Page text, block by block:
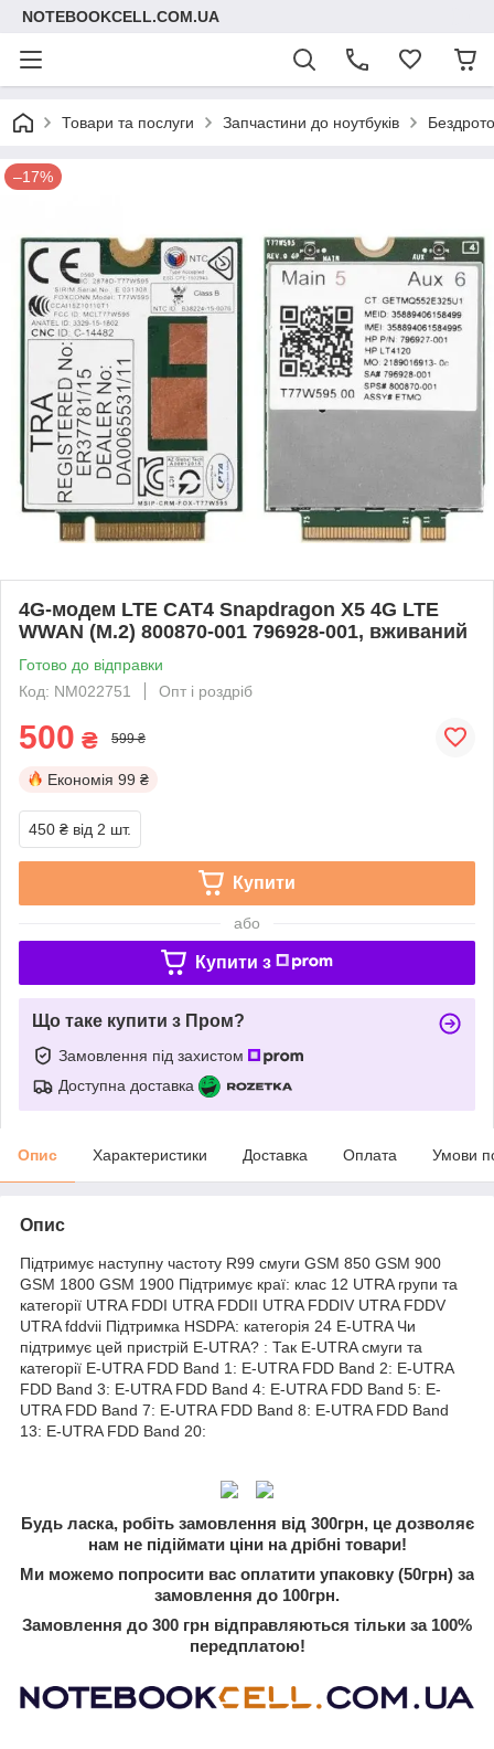
NOTEBOOKCELL.COM.UA
Товари та послуги Запчастини до ноутбуків
–17%
4G-модем LTE CAT4 Snapdragon X5 4G LTE
WWAN (M.2) 800870-001 796928-001, вживаний
Готово до відправки
Код: NM022751
Опт і роздріб
500 ₴ 599 ₴
Економія 99 ₴
450 ₴ від 2 шт.
Купити
або
Купити з
Що таке купити з Пром?
Замовлення під захистом
Доступна доставка
Опис Характеристики Доставка Оплата Умови
Опис
Підтримує наступну частоту R99 смуги GSM 850 GSM 900
GSM 1800 GSM 1900 Підтримує краї: клас 12 UTRA групи та
категорії UTRA FDDI UTRA FDDII UTRA FDDIV UTRA FDDV
UTRA fddvii Підтримка HSDPA: категорія 24 E-UTRA Чи
підтримує цей пристрій E-UTRA? : Так E-UTRA смуги та
категорії E-UTRA FDD Band 1: E-UTRA FDD Band 2: E-UTRA
FDD Band 3: E-UTRA FDD Band 4: E-UTRA FDD Band 5: E-
UTRA FDD Band 7: E-UTRA FDD Band 8: E-UTRA FDD Band
13: E-UTRA FDD Band 20:
Будь ласка, робіть замовлення від 300грн, це дозволяє
нам не підіймати ціни на дрібні товари!
Ми можемо попросити вас оплатити упаковку (50грн) за
замовлення до 100грн.
Замовлення до 300 грн відправляються тільки за 100%
передплатою!